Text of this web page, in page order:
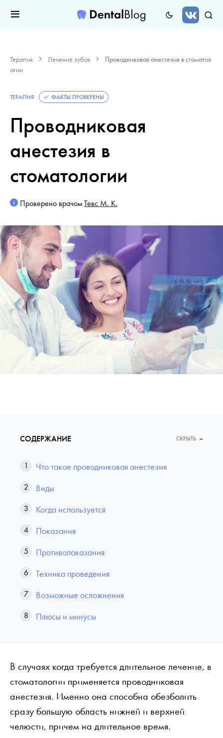
Терапия Лечение зубов
Проводниковая анестезия в стоматол
огии
ТЕРАПИЯ ФАКТЫ ПРОВЕРЕНЫ
Проводниковая
анестезия в
стоматологии
Проверено врачомТевс М. К.
СОДЕРЖАНИЕ СКРЫТЬ
Что такое проводниковая анестезия
Виды
Когда используется
Показания
Противопоказания
Техника проведения
Возможные осложнения
Плюсы и минусы
В случаях когда требуется длительное лечение, в
стоматологии применяется проводниковая
анестезия. Именно она способна обезболить
сразу большую область нижней и верхней
челюсти, причем на длительное время.